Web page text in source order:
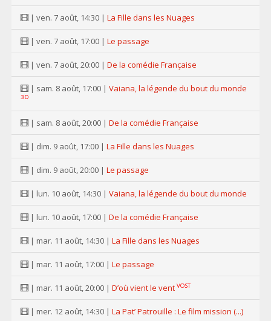
| ven. 7 août, 14:30 | La Fille dans les Nuages
| ven. 7 août, 17:00 | Le passage
| ven. 7 août, 20:00 | De la comédie Française
| sam. 8 août, 17:00 | Vaiana, la légende du bout du monde
3D
| sam. 8 août, 20:00 | De la comédie Française
| dim. 9 août, 17:00 | La Fille dans les Nuages
| dim. 9 août, 20:00 | Le passage
| lun. 10 août, 14:30 | Vaiana, la légende du bout du monde
| lun. 10 août, 17:00 | De la comédie Française
| mar. 11 août, 14:30 | La Fille dans les Nuages
| mar. 11 août, 17:00 | Le passage
| mar. 11 août, 20:00 | D’où vient le vent VOST
| mer. 12 août, 14:30 | La Pat’ Patrouille : Le film mission (...)